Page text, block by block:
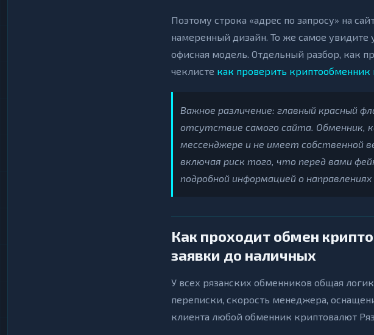
Поэтому строка «адрес по запросу» на
намеренный дизайн. То же самое увидите
офисная модель. Отдельный разбор, как
чеклисте как проверить криптообменник
Важное различение: главный красный
отсутствие самого сайта. Обменник,
мессенджере и не имеет собственной
включая риск того, что перед вами
подробной информацией о
Как проходит обмен
заявки до наличных
У всех рязанских обменников общая
переписки, скорость менеджера,
клиента любой обменник криптовалют